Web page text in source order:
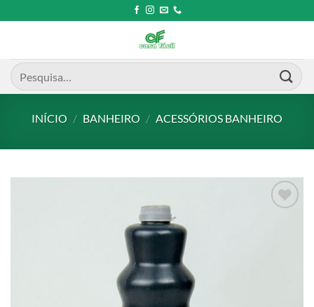
to
Pesquisar
por:
INÍCIO / BANHEIRO / ACESSÓRIOS BANHEIRO